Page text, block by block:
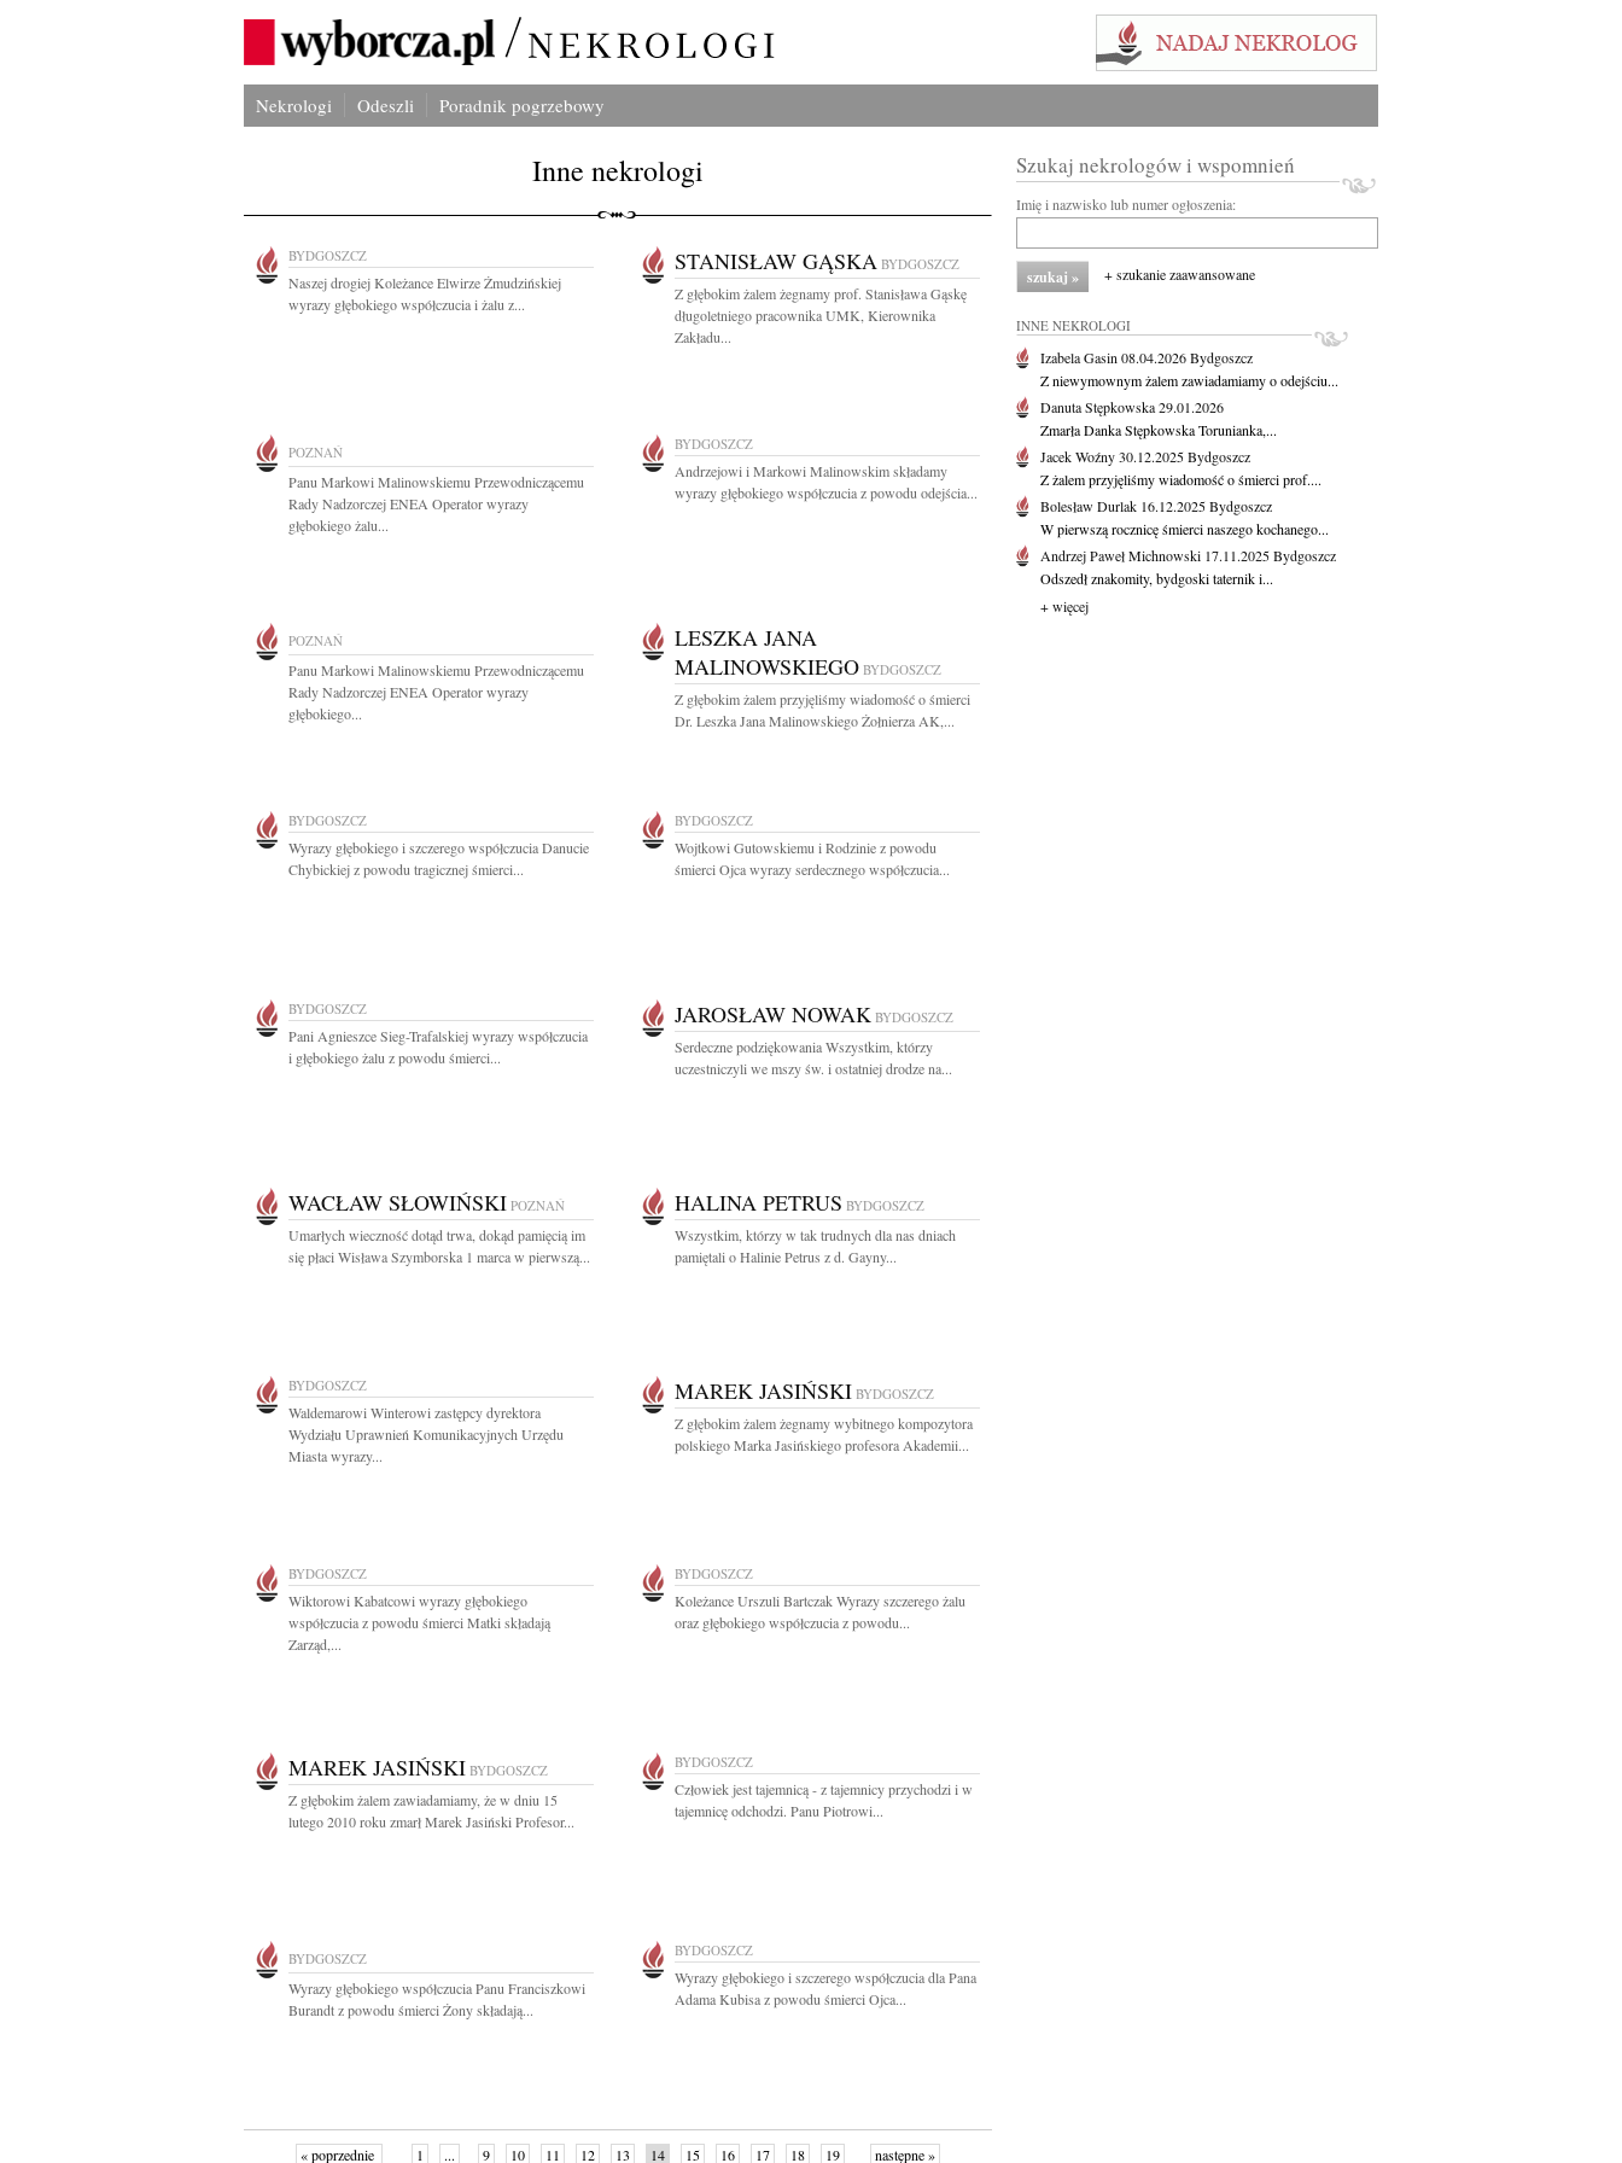
Nekrologi Odeszli Poradnik pogrzebowy
Inne nekrologi
BYDGOSZCZ
Naszej drogiej Koleżance Elwirze Żmudzińskiej
wyrazy głębokiego współczucia i żalu z...
STANISŁAW GĄSKA BYDGOSZCZ
Z głębokim żalem żegnamy prof. Stanisława Gąskę
długoletniego pracownika UMK, Kierownika
Zakładu...
POZNAŃ
Panu Markowi Malinowskiemu Przewodniczącemu
Rady Nadzorczej ENEA Operator wyrazy
głębokiego żalu...
BYDGOSZCZ
Andrzejowi i Markowi Malinowskim składamy
wyrazy głębokiego współczucia z powodu odejścia...
POZNAŃ
Panu Markowi Malinowskiemu Przewodniczącemu
Rady Nadzorczej ENEA Operator wyrazy
głębokiego...
LESZKA JANA
MALINOWSKIEGO BYDGOSZCZ
Z głębokim żalem przyjęliśmy wiadomość o śmierci
Dr. Leszka Jana Malinowskiego Żołnierza AK,...
BYDGOSZCZ
Wyrazy głębokiego i szczerego współczucia Danucie
Chybickiej z powodu tragicznej śmierci...
BYDGOSZCZ
Wojtkowi Gutowskiemu i Rodzinie z powodu
śmierci Ojca wyrazy serdecznego współczucia...
BYDGOSZCZ
Pani Agnieszce Sieg-Trafalskiej wyrazy współczucia
i głębokiego żalu z powodu śmierci...
JAROSŁAW NOWAK BYDGOSZCZ
Serdeczne podziękowania Wszystkim, którzy
uczestniczyli we mszy św. i ostatniej drodze na...
WACŁAW SŁOWIŃSKI POZNAŃ
Umarłych wieczność dotąd trwa, dokąd pamięcią im
się płaci Wisława Szymborska 1 marca w pierwszą...
HALINA PETRUS BYDGOSZCZ
Wszystkim, którzy w tak trudnych dla nas dniach
pamiętali o Halinie Petrus z d. Gayny...
BYDGOSZCZ
Waldemarowi Winterowi zastępcy dyrektora
Wydziału Uprawnień Komunikacyjnych Urzędu
Miasta wyrazy...
MAREK JASIŃSKI BYDGOSZCZ
Z głębokim żalem żegnamy wybitnego kompozytora
polskiego Marka Jasińskiego profesora Akademii...
BYDGOSZCZ
Wiktorowi Kabatcowi wyrazy głębokiego
współczucia z powodu śmierci Matki składają
Zarząd,...
BYDGOSZCZ
Koleżance Urszuli Bartczak Wyrazy szczerego żalu
oraz głębokiego współczucia z powodu...
MAREK JASIŃSKI BYDGOSZCZ
Z głębokim żalem zawiadamiamy, że w dniu 15
lutego 2010 roku zmarł Marek Jasiński Profesor...
BYDGOSZCZ
Człowiek jest tajemnicą - z tajemnicy przychodzi i w
tajemnicę odchodzi. Panu Piotrowi...
BYDGOSZCZ
Wyrazy głębokiego współczucia Panu Franciszkowi
Burandt z powodu śmierci Żony składają...
BYDGOSZCZ
Wyrazy głębokiego i szczerego współczucia dla Pana
Adama Kubisa z powodu śmierci Ojca...
« poprzednie 1 ... 9 10 11 12 13 14 15 16 17 18 19 następne »
Szukaj nekrologów i wspomnień
Imię i nazwisko lub numer ogłoszenia:
+ szukanie zaawansowane
INNE NEKROLOGI
Izabela Gasin 08.04.2026Bydgoszcz
Z niewymownym żalem zawiadamiamy o odejściu...
Danuta Stępkowska29.01.2026
Zmarła Danka Stępkowska Torunianka,...
Jacek Woźny30.12.2025Bydgoszcz
Z żalem przyjęliśmy wiadomość o śmierci prof....
Bolesław Durlak 16.12.2025Bydgoszcz
W pierwszą rocznicę śmierci naszego kochanego...
Andrzej Paweł Michnowski 17.11.2025Bydgoszcz
Odszedł znakomity, bydgoski taternik i...
+ więcej